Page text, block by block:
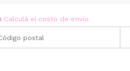
Calculá el costo de envío